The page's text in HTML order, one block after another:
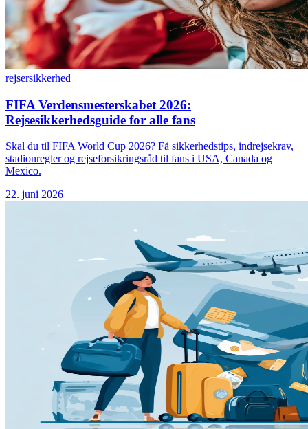
rejsersikkerhed
FIFA Verdensmesterskabet 2026:
Rejsesikkerhedsguide for alle fans
Skal du til FIFA World Cup 2026? Få sikkerhedstips, indrejsekrav,
stadionregler og rejseforsikringsråd til fans i USA, Canada og
Mexico.
22. juni 2026